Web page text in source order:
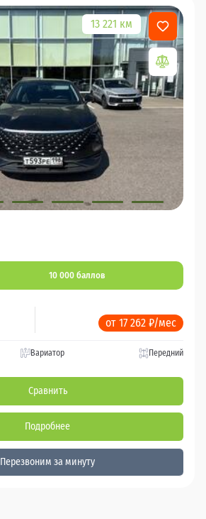
13 221 км
10 000 баллов
от 17 262 ₽/мес
Вариатор Передний
Сравнить
Подробнее
Перезвоним за минуту